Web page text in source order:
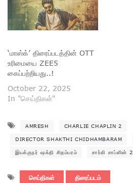
‘மாஸ்க்’ திரைப்படத்தின் OTT
உரிமையை ZEE5
கைப்பற்றியது..!
October 22, 2025
In "செய்திகள்"
AMRESH CHARLIE CHAPLIN 2
DIRECTOR SHAKTHI CHIDHAMBARAM
இயக்குநர் ஷக்தி சிதம்பரம் சார்லி சாப்ளின் 2
செய்திகள் திரைப்படம்